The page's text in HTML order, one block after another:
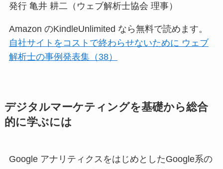
発行 亀井 耕二（ウェブ解析士協会 理事）
Amazon のKindleUnlimited なら無料で読めます。
自社サイトをコストで終わらせないために ウェブ
解析士の事例発表集（38）
デジタルマーケティングを基礎から総合
的に学ぶには
Google アナリティクスをはじめとしたGoogle系の